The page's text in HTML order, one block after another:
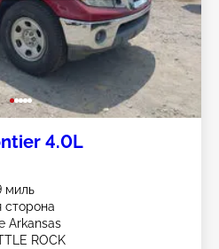
4.0L
миль
сторона
Arkansas
ROCK